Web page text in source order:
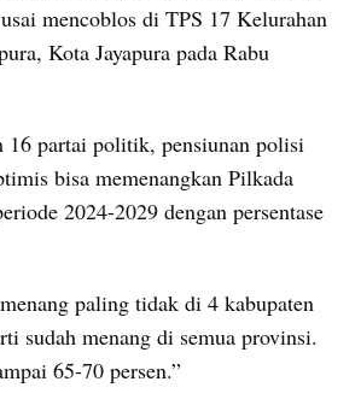
mencoblos di TPS 17 Kelurahan
Kota Jayapura pada Rabu
16 partai politik, pensiunan polisi
bisa memenangkan Pilkada
2024-2029 dengan persentase
paling tidak di 4 kabupaten
sudah menang di semua provinsi.
65-70 persen.”